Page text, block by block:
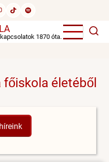
1870 óta.
főiskola életéből